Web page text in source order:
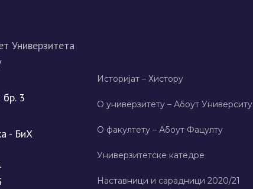
3
- БиХ
Историјат – Хисторy
О универзитету – Абоут Университy
О факултету – Абоут Фацултy
Универзитетске катедре
Наставници и сарадници 2020/21